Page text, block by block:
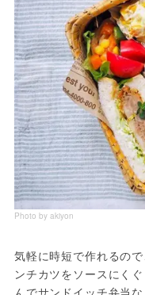
Photo by akiyon
気軽に時短で作れるの
ンチカツをソースにく